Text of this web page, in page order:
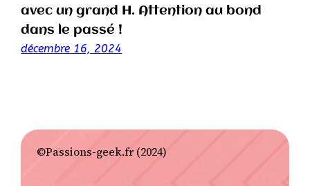
avec un grand H. Attention au bond
dans le passé !
décembre 16, 2024
©Passions-geek.fr (2024)